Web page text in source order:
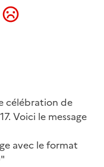
célébration de
Voici le message
avec le format